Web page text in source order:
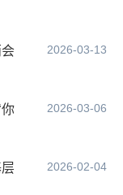
2026-03-13
2026-03-06
2026-02-04